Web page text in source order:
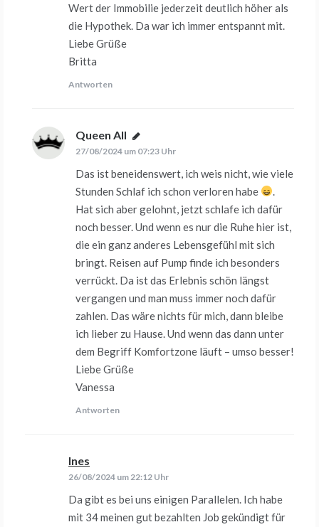
Wert der Immobilie jederzeit deutlich höher als
die Hypothek. Da war ich immer entspannt mit.
Liebe Grüße
Britta
Antworten
Queen All sagt:
27/08/2024 um 07:23 Uhr
Das ist beneidenswert, ich weis nicht, wie viele
Stunden Schlaf ich schon verloren habe
.
Hat sich aber gelohnt, jetzt schlafe ich dafür
noch besser. Und wenn es nur die Ruhe hier ist,
die ein ganz anderes Lebensgefühl mit sich
bringt. Reisen auf Pump finde ich besonders
verrückt. Da ist das Erlebnis schön längst
vergangen und man muss immer noch dafür
zahlen. Das wäre nichts für mich, dann bleibe
ich lieber zu Hause. Und wenn das dann unter
dem Begriff Komfortzone läuft – umso besser!
Liebe Grüße
Vanessa
Antworten
Ines
26/08/2024 um 22:12 Uhr
Da gibt es bei uns einigen Parallelen. Ich habe
mit 34 meinen gut bezahlten Job gekündigt für